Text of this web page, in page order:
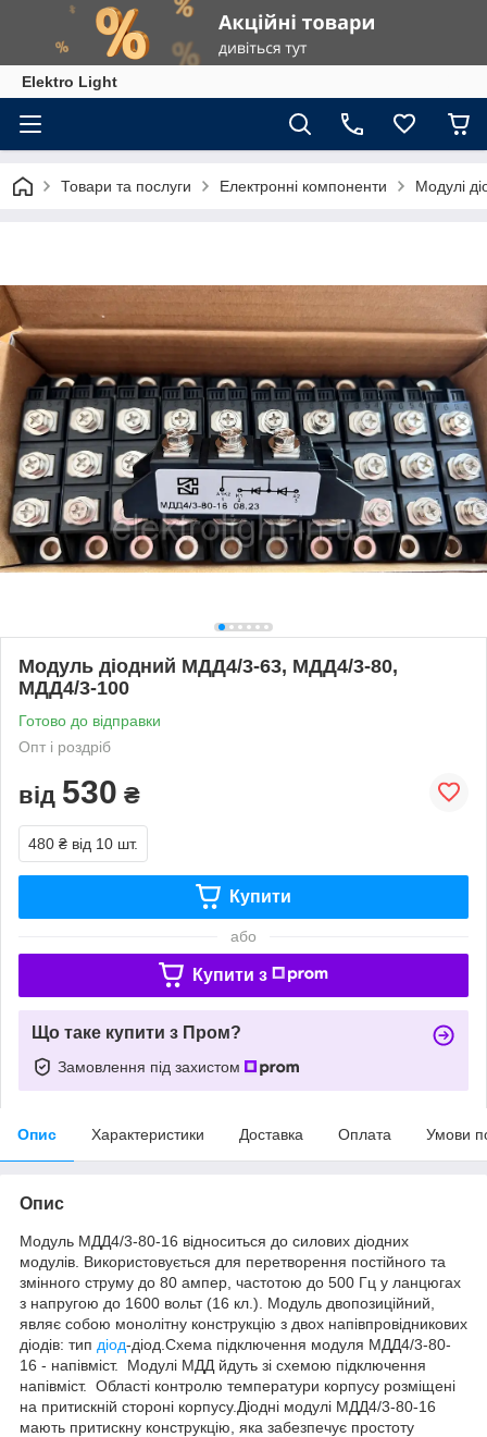
Elektro Light
Товари та послуги Електронні компоненти Модулі
Модуль діодний МДД4/3-63, МДД4/3-80,
МДД4/3-100
Готово до відправки
Опт і роздріб
від 530 ₴
480 ₴ від 10 шт.
Купити
або
Купити з
Що таке купити з Пром?
Замовлення під захистом
Опис Характеристики Доставка Оплата Умови
Опис
Модуль МДД4/3-80-16 відноситься до силових діодних
модулів. Використовується для перетворення постійного та
змінного струму до 80 ампер, частотою до 500 Гц у ланцюгах
з напругою до 1600 вольт (16 кл.). Модуль двопозиційний,
являє собою монолітну конструкцію з двох напівпровідникових
діодів: тип діод-діод.Схема підключення модуля МДД4/3-80-
16 - напівміст. Модулі МДД йдуть зі схемою підключення
напівміст. Області контролю температури корпусу розміщені
на притискній стороні корпусу.Діодні модулі МДД4/3-80-16
мають притискну конструкцію, яка забезпечує простоту